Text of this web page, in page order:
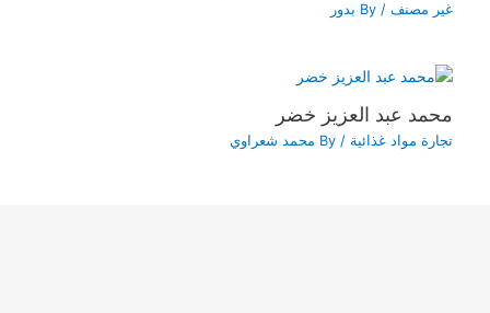
غير مصنف / By بدور
محمد عبد العزيز خضر
تجارة مواد غذائية / By محمد شعراوي